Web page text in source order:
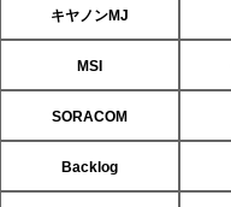
キヤノンMJ
MSI
SORACOM
Backlog